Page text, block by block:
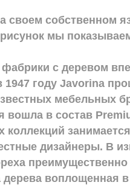
своем собственном
рисунок мы
с деревом
1947 году Javorina
мебельных
вошла в состав
коллекций
дизайнеры. В
дерева воплощенная